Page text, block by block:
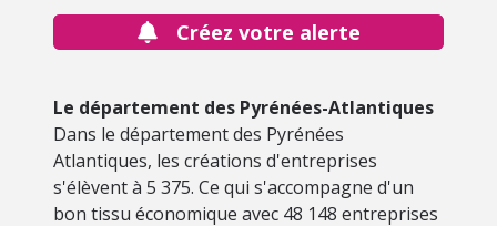
Créez votre alerte
Le département des Pyrénées-Atlantiques
Dans le département des Pyrénées
Atlantiques, les créations d'entreprises
s'élèvent à 5 375. Ce qui s'accompagne d'un
bon tissu économique avec 48 148 entreprises